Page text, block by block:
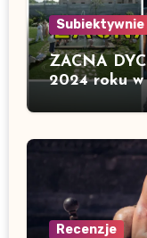
Subiektywnie
ZACNA
2024 roku
Recenzje